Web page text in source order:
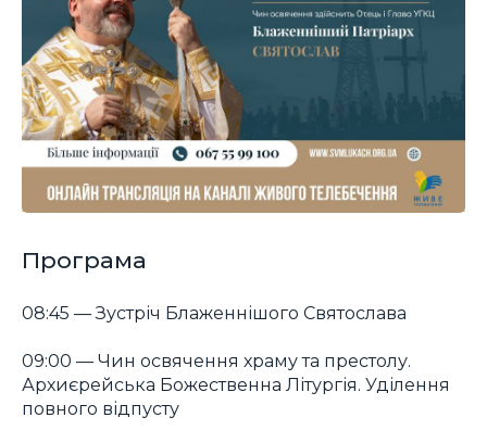
Програма
08:45 — Зустріч Блаженнішого Святослава
09:00 — Чин освячення храму та престолу.
Архиєрейська Божественна Літургія. Уділення
повного відпусту